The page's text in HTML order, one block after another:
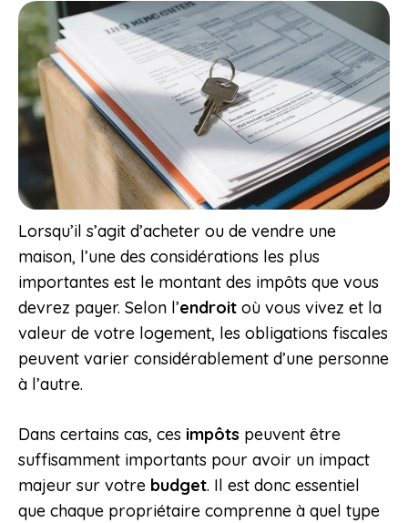
Lorsqu’il s’agit d’acheter ou de vendre une
maison, l’une des considérations les plus
importantes est le montant des impôts que vous
devrez payer. Selon l’endroit où vous vivez et la
valeur de votre logement, les obligations fiscales
peuvent varier considérablement d’une personne
à l’autre.
Dans certains cas, ces impôts peuvent être
suffisamment importants pour avoir un impact
majeur sur votre budget. Il est donc essentiel
que chaque propriétaire comprenne à quel type